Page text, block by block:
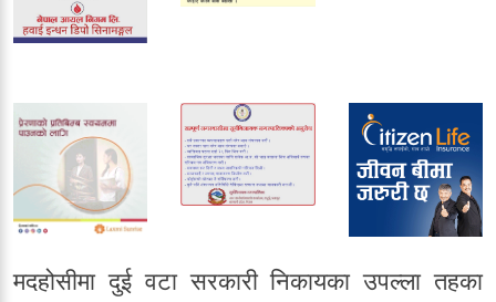
मदहोसीमा दुई वटा सरकारी निकायका उपल्ला तहका